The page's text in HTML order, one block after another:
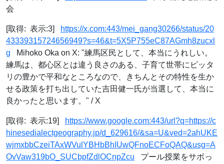
会
[取得: 表示:3]
https://x.com:443/mei_gang30266/status/20
43339315724656949?s=46&t=5X5P755eC87AGmh8zucxl
g Mihoko Oka on X: "練馬区民として、本当にうれしい。
練馬は、都心区とは違う良さのある、子育て世帯にピッタ
リの豊かで平和なところなので、きちんとその特性を生か
せる政策を打ち出していた吉田健一氏が当選して、本当に
良かったと思います。" / X
[取得: 表示:19]
https://www.google.com:443/url?q=https://c
hinesedialectgeography.jp/d_629616/&sa=U&ved=2ahUKE
wjmxbbCzeiTAxWVulYBHbBhIUwQFnoECFoQAQ&usg=A
OvVaw319bO_SUCbpfZdlOCnpZcu プール授業をサボっ